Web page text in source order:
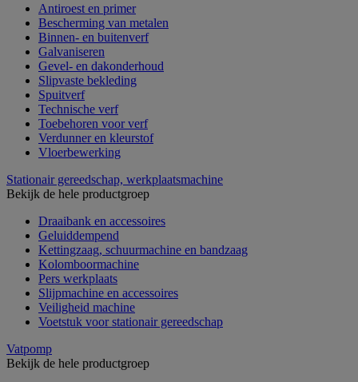
Antiroest en primer
Bescherming van metalen
Binnen- en buitenverf
Galvaniseren
Gevel- en dakonderhoud
Slipvaste bekleding
Spuitverf
Technische verf
Toebehoren voor verf
Verdunner en kleurstof
Vloerbewerking
Stationair gereedschap, werkplaatsmachine
Bekijk de hele productgroep
Draaibank en accessoires
Geluiddempend
Kettingzaag, schuurmachine en bandzaag
Kolomboormachine
Pers werkplaats
Slijpmachine en accessoires
Veiligheid machine
Voetstuk voor stationair gereedschap
Vatpomp
Bekijk de hele productgroep